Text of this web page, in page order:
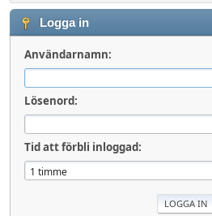
Logga in
Användarnamn:
Lösenord:
Tid att förbli inloggad: